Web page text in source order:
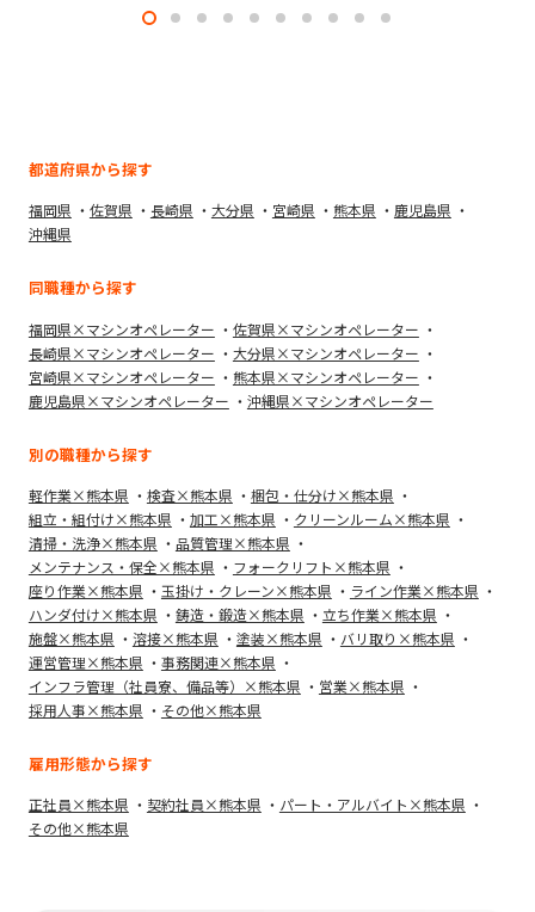
都道府県から探す
福岡県 佐賀県 長崎県 大分県 宮崎県 熊本県
鹿児島県
沖縄県
同職種から探す
福岡県×マシンオペレーター
佐賀県×マシンオペレーター
長崎県×マシンオペレーター
大分県×マシンオペレーター
宮崎県×マシンオペレーター
熊本県×マシンオペレーター
鹿児島県×マシンオペレーター
沖縄県×マシンオペレーター
別の職種から探す
軽作業×熊本県 検査×熊本県
梱包・仕分け×熊本県
組立・組付け×熊本県
加工×熊本県
クリーンルーム×熊本県
清掃・洗浄×熊本県
品質管理×熊本県
メンテナンス・保全×熊本県
フォークリフト×熊本県
座り作業×熊本県
玉掛け・クレーン×熊本県
ライン作業×熊本県
ハンダ付け×熊本県
鋳造・鍛造×熊本県
立ち作業×熊本県
施盤×熊本県
溶接×熊本県 塗装×熊本県
バリ取り×熊本県
運営管理×熊本県
事務関連×熊本県
インフラ管理（社員寮、備品等）×熊本県
営業×熊本県
採用人事×熊本県
その他×熊本県
雇用形態から探す
正社員×熊本県 契約社員×熊本県
パート・アルバイト×熊本県
その他×熊本県